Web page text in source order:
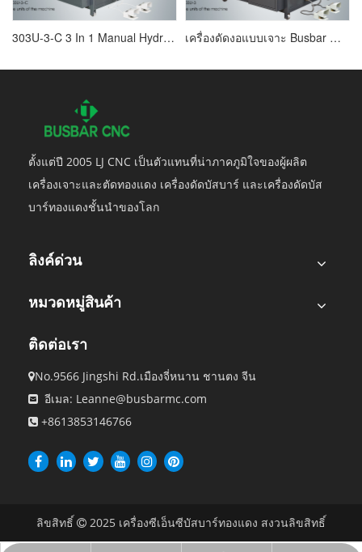
303U-3-C 3 In 1 Manual Hydraulic Busbar Machine เครื่องประมวลผล Busbar เครื่องดัดงอแบบเจาะ Busbar สำหรับทองแดง 303U-3
ตั้งแต่ปี 2005 LJ CNC เป็นตัวแทนที่น่าภาคภูมิใจของผู้ผลิต
เครื่องเจาะและตัดทองแดง เครื่องดัดบัสบาร์ และเครื่องดัดบัส
บาร์ทองแดงชั้นนำของโลก
ลิงค์ด่วน
หมวดหมู่สินค้า
ติดต่อเรา
No.9566 Jingshi Rd.เมืองจี่หนาน ชานตง จีน
 อีเมล: Leanne@busbarmc.com
 +8613853146766
ลิขสิทธิ์  2025 เครื่องซีเอ็นซีบัสบาร์ทองแดง สงวนลิขสิทธิ์